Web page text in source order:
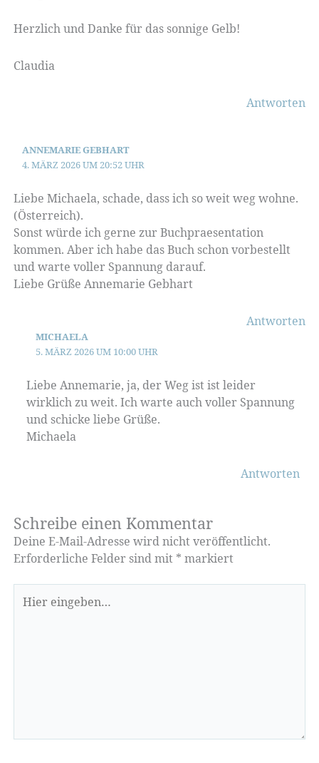
Herzlich und Danke für das sonnige Gelb!
Claudia
Antworten
ANNEMARIE GEBHART
4. MÄRZ 2026 UM 20:52 UHR
Liebe Michaela, schade, dass ich so weit weg wohne.
(Österreich).
Sonst würde ich gerne zur Buchpraesentation
kommen. Aber ich habe das Buch schon vorbestellt
und warte voller Spannung darauf.
Liebe Grüße Annemarie Gebhart
Antworten
MICHAELA
5. MÄRZ 2026 UM 10:00 UHR
Liebe Annemarie, ja, der Weg ist ist leider
wirklich zu weit. Ich warte auch voller Spannung
und schicke liebe Grüße.
Michaela
Antworten
Schreibe einen Kommentar
Deine E-Mail-Adresse wird nicht veröffentlicht.
Erforderliche Felder sind mit * markiert
eingeben…